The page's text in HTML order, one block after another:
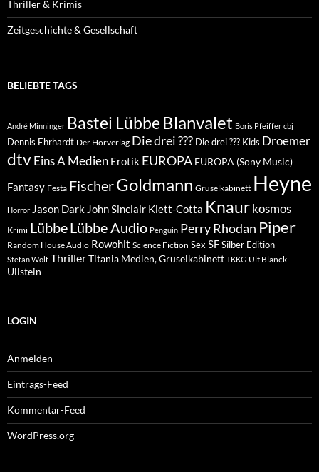
Thriller & Krimis
Zeitgeschichte & Gesellschaft
BELIEBTE TAGS
André Minninger Bastei Lübbe Blanvalet Boris Pfeiffer cbj
Dennis Ehrhardt Der Hörverlag Die drei ??? Die drei ??? Kids Droemer
dtvEins A Medien Erotik EUROPA EUROPA (Sony Music)
Fantasy Festa FischerGoldmann Gruselkabinett Heyne
Horror Jason Dark John Sinclair Klett-Cotta Knaur kosmos
Krimi LübbeLübbe Audio Penguin Perry Rhodan Piper
Random House Audio Rowohlt Science Fiction Sex SFSilber Edition
Stefan Wolf ThrillerTitania Medien, Gruselkabinett TKKG Ulf Blanck
Ullstein
LOGIN
Anmelden
Eintrags-Feed
Kommentar-Feed
WordPress.org